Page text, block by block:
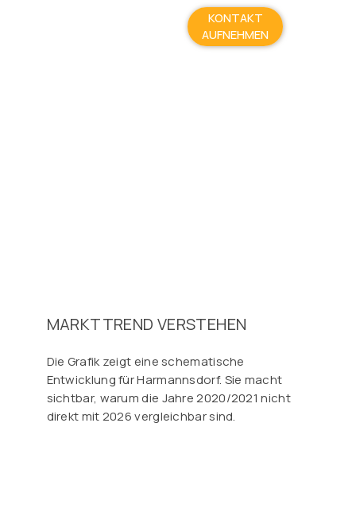
KONTAKT
AUFNEHMEN
MARKTTREND VERSTEHEN
Die Grafik zeigt eine schematische
Entwicklung für Harmannsdorf. Sie macht
sichtbar, warum die Jahre 2020/2021 nicht
direkt mit 2026 vergleichbar sind.